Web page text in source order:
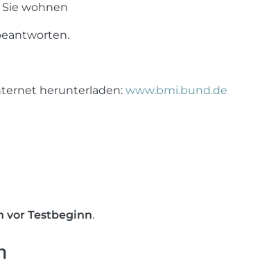
wohnen
herunterladen: www.bmi.bund.de
vor Testbeginn.